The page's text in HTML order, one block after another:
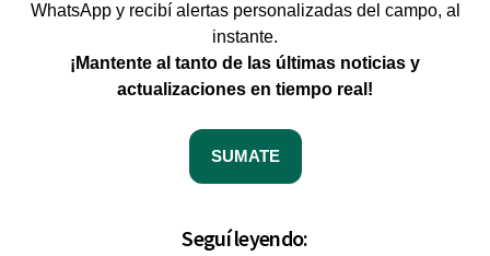
WhatsApp y recibí alertas personalizadas del campo, al
instante.
¡Mantente al tanto de las últimas noticias y
actualizaciones en tiempo real!
SUMATE
Seguí leyendo: